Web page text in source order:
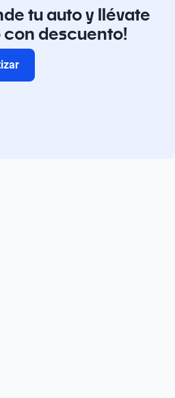
tu auto y llévate
con descuento!